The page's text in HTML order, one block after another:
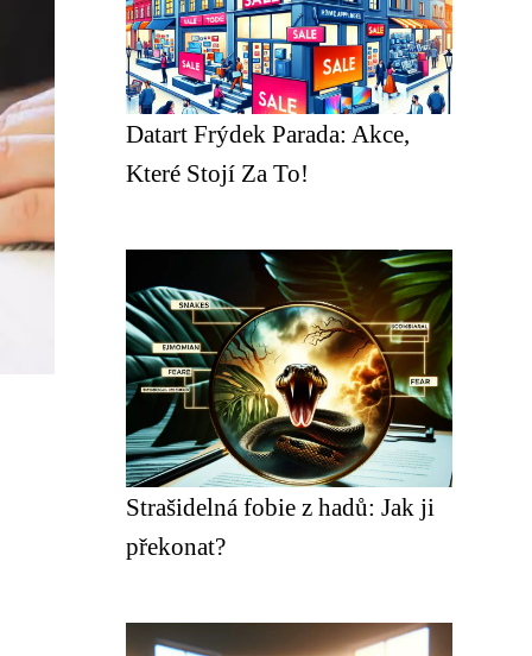
Datart Frýdek Parada: Akce,
Které Stojí Za To!
Strašidelná fobie z hadů: Jak ji
překonat?